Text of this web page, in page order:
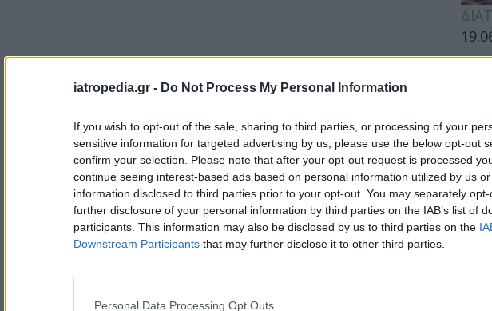
iatropedia.gr - Do Not Process My Personal Information
If you wish to opt-out of the sale, sharing to third parties, or processing of your
sensitive information for targeted advertising by us, please use the below opt-out
confirm your selection. Please note that after your opt-out request is processed
continue seeing interest-based ads based on personal information utilized by us
information disclosed to third parties prior to your opt-out. You may separately
further disclosure of your personal information by third parties on the IAB’s list of
participants. This information may also be disclosed by us to third parties on the
Downstream Participants that may further disclose it to other third parties.
Personal Data Processing Opt Outs